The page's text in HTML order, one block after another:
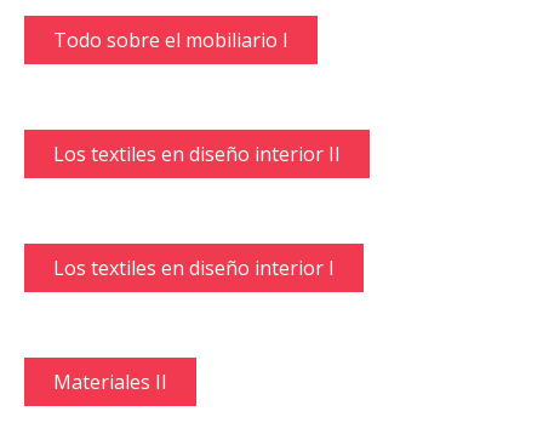
Todo sobre el mobiliario I
Los textiles en diseño interior II
Los textiles en diseño interior I
Materiales II